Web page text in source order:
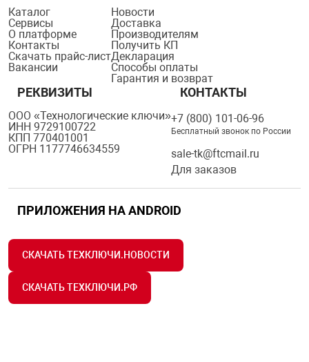
Каталог
Сервисы
О платформе
Контакты
Скачать прайс-лист
Вакансии
Новости
Доставка
Производителям
Получить КП
Декларация
Способы оплаты
Гарантия и возврат
РЕКВИЗИТЫ
ООО «Технологические ключи»
ИНН 9729100722
КПП 770401001
ОГРН 1177746634559
КОНТАКТЫ
+7 (800) 101-06-96
Бесплатный звонок по России
sale-tk@ftcmail.ru
Для заказов
ПРИЛОЖЕНИЯ НА ANDROID
СКАЧАТЬ ТЕХКЛЮЧИ.НОВОСТИ
СКАЧАТЬ ТЕХКЛЮЧИ.РФ